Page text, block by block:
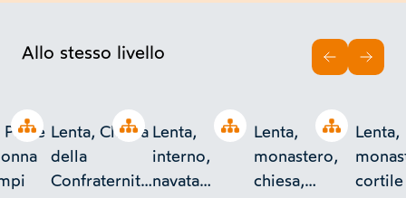
Allo stesso livello
Open tree
Pieve
Open tree
Lenta, Chiesa
della
Confraternita
Open tree
Lenta,
interno,
navata
Open tree
Lenta,
monastero,
chiesa,
Lenta,
cortile
INDIETRO